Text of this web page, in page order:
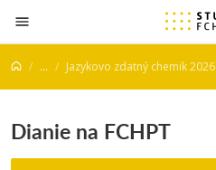
Prejsť na obsah
... Jazykovo zdatný chemik 2026
Dianie na FCHPT